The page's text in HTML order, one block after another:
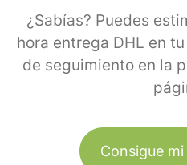
¿Sabías? Puedes
hora entrega DHL en
de seguimiento en la
Consigue